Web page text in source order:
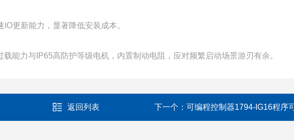
更新能力，显著降低安装成本。
能力与IP65高防护等级电机，内置制动电阻，应对频繁启动场景游刃有余。
返回列表 下一个： 可编程控制器1794-IG16程序